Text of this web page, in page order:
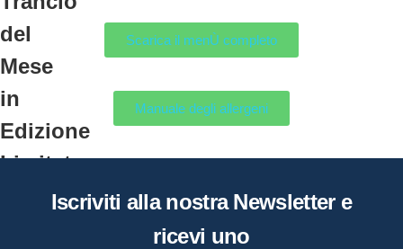
Scarica il menÙ completo
Manuale degli allergeni
Iscriviti alla nostra Newsletter e
ricevi uno